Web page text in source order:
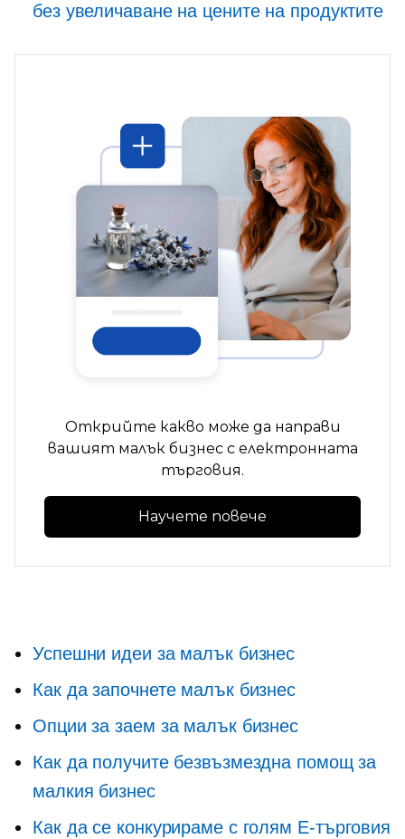
без увеличаване на цените на продуктите
Открийте какво може да направи
вашият малък бизнес с електронната
търговия.
Научете повече
Успешни идеи за малък бизнес
Как да започнете малък бизнес
Опции за заем за малък бизнес
Как да получите безвъзмездна помощ за
малкия бизнес
Как да се конкурираме с голям E-търговия